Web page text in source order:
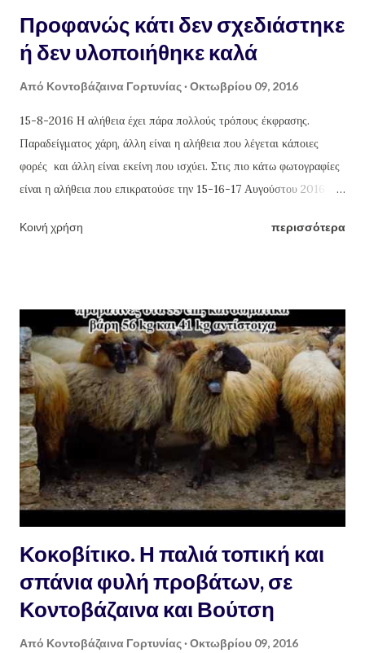
Προφανώς κάτι δεν σχεδιάστηκε
ή δεν υλοποιήθηκε καλά
Από Κοντοβάζαινα Γορτυνίας Οκτωβρίου 09, 2016
15-8-2016 Η αλήθεια έχει πάρα πολλούς τρόπους έκφρασης.
Παραδείγματος χάρη, άλλη είναι η αλήθεια που λέγεται κάποιες
φορές και άλλη είναι εκείνη που ισχύει. Στις πιο κάτω φωτογραφίες
είναι η αλήθεια που επικρατούσε την 15-16-17 Αυγούστου 2016 στο
διάφορα μέσα. Ναι, θα καταλάβω πως εκείνες οι ημέρες ήταν Άγιες
Κοινή χρήση περισσότερα
Κοκοβίτικο. Η παλιά τοπική και
σπάνια φυλή προβάτων, σε
Κοντοβάζαινα και Βούτση
Από Κοντοβάζαινα Γορτυνίας Οκτωβρίου 09, 2016